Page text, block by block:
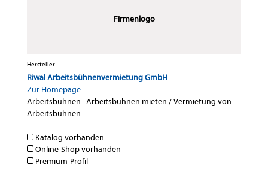
Firmenlogo
Hersteller
Riwal Arbeitsbühnenvermietung GmbH
Zur Homepage
Arbeitsbühnen ·Arbeitsbühnen mieten / Vermietung von
Arbeitsbühnen ·
Katalog vorhanden
Online-Shop vorhanden
Premium-Profil